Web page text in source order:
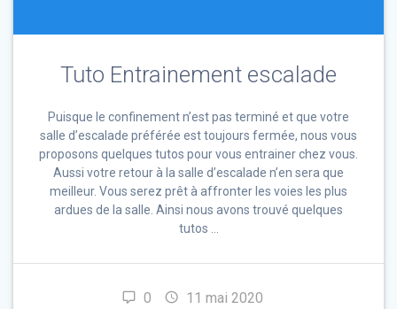
Tuto Entrainement escalade
Puisque le confinement n’est pas terminé et que votre
salle d’escalade préférée est toujours fermée, nous vous
proposons quelques tutos pour vous entrainer chez vous.
Aussi votre retour à la salle d’escalade n’en sera que
meilleur. Vous serez prêt à affronter les voies les plus
ardues de la salle. Ainsi nous avons trouvé quelques
tutos …
0 11 mai 2020